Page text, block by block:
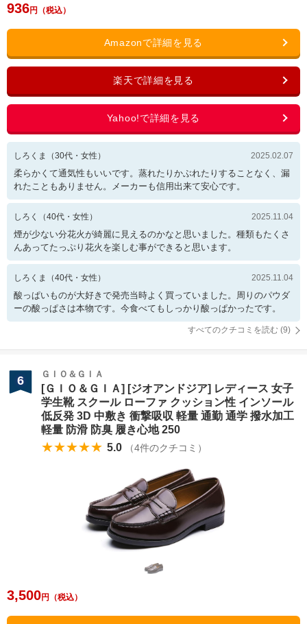
936
しろくま （30代・ 女性 ） 2025.02.07
柔らかくて通気性もいいです。蒸れたりかぶれたりすることなく、漏
れたこともありません。メーカーも信用出来て安心です。
しろく （40代・ 女性 ） 2025.11.04
煙が少ない分花火が綺麗に見えるのかなと思いました。種類もたくさ
んあってたっぷり花火を楽しむ事ができると思います。
しろくま （40代・ 女性 ） 2025.11.04
酸っぱいものが大好きで発売当時よく買っていました。周りのパウダ
ーの酸っぱさは本物です。今食べてもしっかり酸っぱかったです。
すべてのクチコミを読む (9)
6 ＧＩＯ＆ＧＩＡ
[ＧＩＯ＆ＧＩＡ] [ジオアンドジア] レディース 女子
学生靴 スクール ローファ クッション性 インソール
低反発 3D 中敷き 衝撃吸収 軽量 通勤 通学 撥水加工
軽量 防滑 防臭 履き心地 250
★★★★★ 5.0 （4件のクチコミ）
3,500